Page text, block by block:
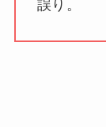
誤り。